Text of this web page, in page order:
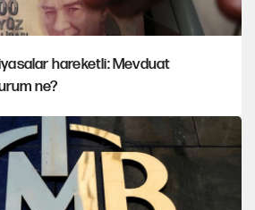
hareketli: Mevduat
ne?